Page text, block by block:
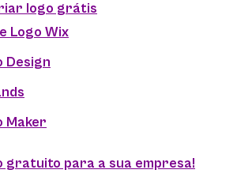
logo grátis
Logo Wix
Design
Maker
gratuito para a sua empresa!